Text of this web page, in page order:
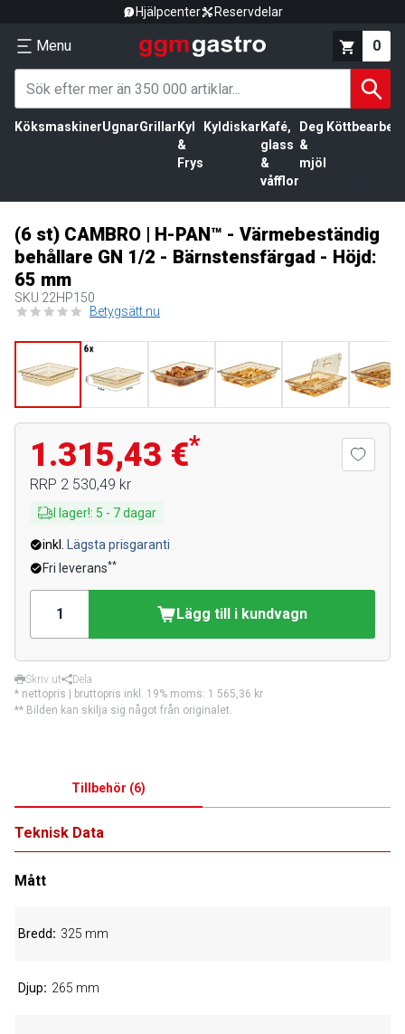
Hjälpcenter Reservdelar
Menu 0
KöksmaskinerUgnarGrillar Kyl
&
Frys
Kyldiskar Kafé,
glass
&
våfflor
Deg
&
mjöl
(6 st) CAMBRO | H-PAN™ - Värmebeständig
behållare GN 1/2 - Bärnstensfärgad - Höjd:
65 mm
SKU 22HP150
Betygsätt nu
1.315,43 €*
RRP 2 530,49 kr
I lager!: 5 - 7dagar
inkl.
Lägsta prisgaranti
Fri leverans**
Lägg till i kundvagn
Skriv ut
Dela
* nettopris | bruttopris inkl. 19% moms: 1 565,36 kr
** Bilden kan skilja sig något från originalet.
Tillbehör (6)
Teknisk Data
Mått
Bredd 325 mm
Djup 265 mm